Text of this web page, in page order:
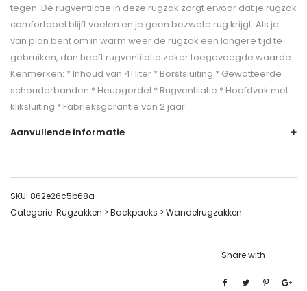
tegen. De rugventilatie in deze rugzak zorgt ervoor dat je rugzak
comfortabel blijft voelen en je geen bezwete rug krijgt. Als je
van plan bent om in warm weer de rugzak een langere tijd te
gebruiken, dan heeft rugventilatie zeker toegevoegde waarde.
Kenmerken: * Inhoud van 41 liter * Borstsluiting * Gewatteerde
schouderbanden * Heupgordel * Rugventilatie * Hoofdvak met
kliksluiting * Fabrieksgarantie van 2 jaar
Aanvullende informatie
SKU: 862e26c5b68a
Categorie: Rugzakken > Backpacks > Wandelrugzakken
Share with